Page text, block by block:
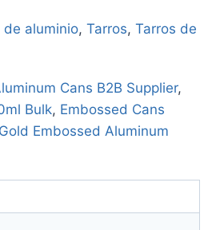
de aluminio, Tarros, Tarros de
Cans B2B Supplier,
Bulk, Embossed Cans
Gold Embossed Aluminum